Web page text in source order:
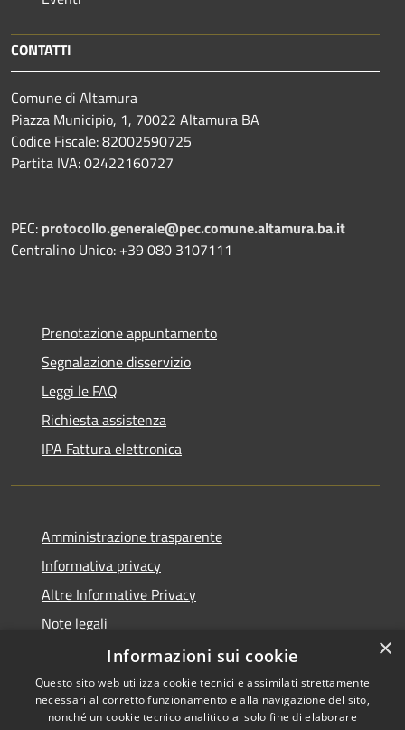
CONTATTI
Comune di Altamura
Piazza Municipio, 1, 70022 Altamura BA
Codice Fiscale: 82002590725
Partita IVA: 02422160727
PEC: protocollo.generale@pec.comune.altamura.ba.it
Centralino Unico: +39 080 3107111
Prenotazione appuntamento
Segnalazione disservizio
Leggi le FAQ
Richiesta assistenza
IPA Fattura elettronica
Amministrazione trasparente
Informativa privacy
Altre Informative Privacy
Note legali
Dichiarazione di accessibilità
×
Informazioni sui cookie
Questo sito web utilizza cookie tecnici e assimilati strettamente
necessari al corretto funzionamento e alla navigazione del sito,
nonché un cookie tecnico analitico al solo fine di elaborare